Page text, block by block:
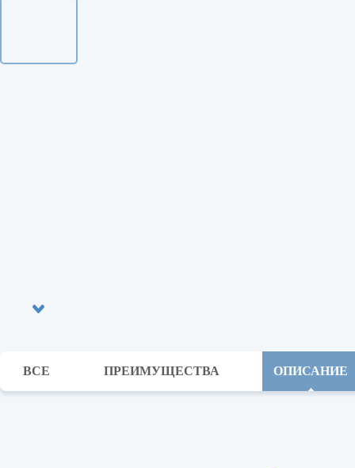
ВСЕ ПРЕИМУЩЕСТВА ОПИСАНИЕ